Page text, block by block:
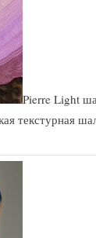
Pierre Light
текстурная